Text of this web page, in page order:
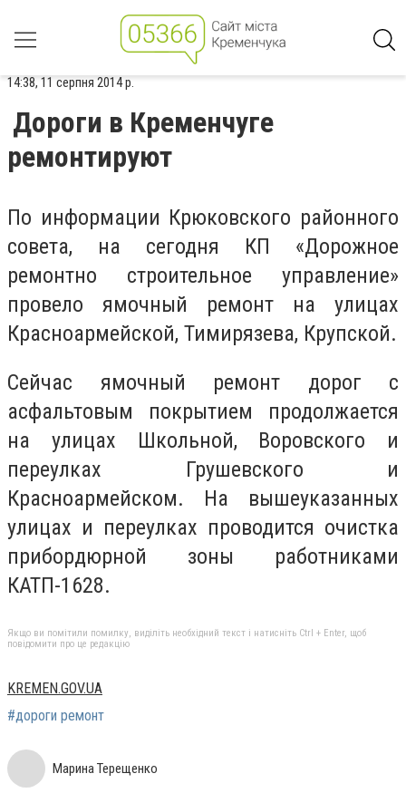
14:38, 11 серпня 2014 р.
Дороги в Кременчуге
ремонтируют
По информации Крюковского районного
совета, на сегодня КП «Дорожное
ремонтно строительное управление»
провело ямочный ремонт на улицах
Красноармейской, Тимирязева, Крупской.
Сейчас ямочный ремонт дорог с
асфальтовым покрытием продолжается
на улицах Школьной, Воровского и
переулках Грушевского и
Красноармейском. На вышеуказанных
улицах и переулках проводится очистка
прибордюрной зоны работниками
КАТП-1628.
Якщо ви помітили помилку, виділіть необхідний текст і натисніть Ctrl + Enter, щоб
повідомити про це редакцію
KREMEN.GOV.UA
#дороги ремонт
Марина Терещенко